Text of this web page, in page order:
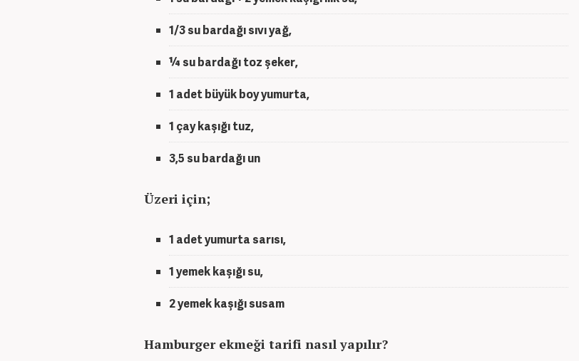
1/3 su bardağı sıvı yağ,
¼ su bardağı toz şeker,
1 adet büyük boy yumurta,
1 çay kaşığı tuz,
3,5 su bardağı un
Üzeri için;
1 adet yumurta sarısı,
1 yemek kaşığı su,
2 yemek kaşığı susam
Hamburger ekmeği tarifi nasıl yapılır?